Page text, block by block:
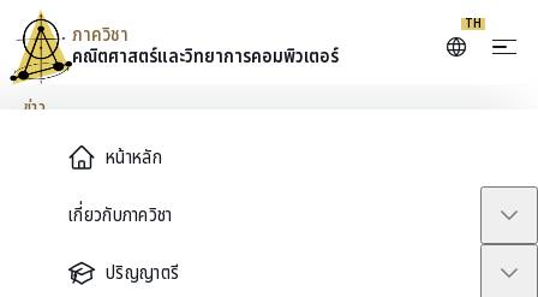
หน้าหลัก
เกี่ยวกับภาควิชา
ปริญญาตรี
ภาควิชา
คณิตศาสตร์และวิทยาการคอมพิวเตอร์
TH
Skip to content
ข่าว
ขอเชิญเข้าร่วมประชุมและนำ
เสนอผลงานในงาน APAM